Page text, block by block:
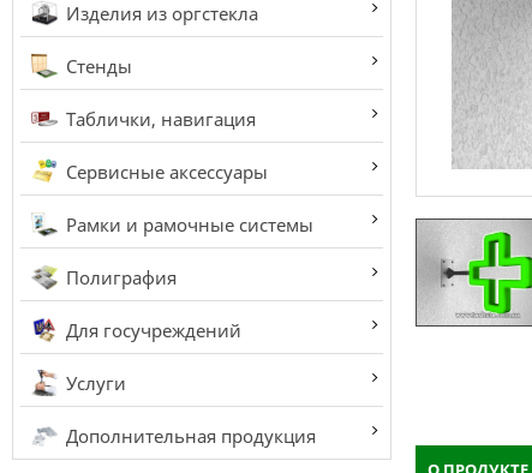
Изделия из оргстекла
Стенды
Таблички, навигация
Сервисные аксессуары
Рамки и рамочные системы
Полиграфия
Для госучреждений
Услуги
Дополнительная продукция